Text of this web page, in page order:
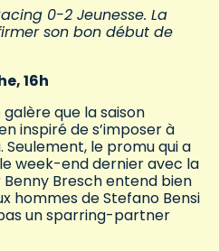
0-2 Jeunesse. La
son bon début de
16h
galère que la saison
inspiré de s’imposer à
le promu qui a
week-end dernier avec la
Bresch entend bien
hommes de Stefano Bensi
un sparring-partner